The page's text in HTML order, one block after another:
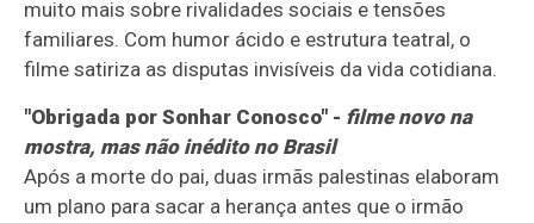
muito mais sobre rivalidades sociais e tensões
familiares. Com humor ácido e estrutura teatral, o
filme satiriza as disputas invisíveis da vida cotidiana.
"Obrigada por Sonhar Conosco" - filme novo na
mostra, mas não inédito no Brasil
Após a morte do pai, duas irmãs palestinas elaboram
um plano para sacar a herança antes que o irmão